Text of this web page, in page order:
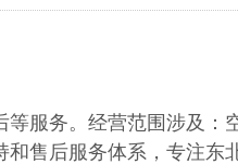
服务。 经营范围涉及：
售后服务体系，专注东